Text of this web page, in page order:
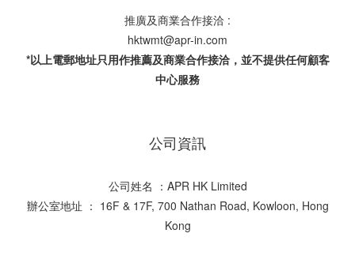
推廣及商業合作接洽 :
hktwmt@apr-in.com
*以上電郵地址只用作推薦及商業合作接洽，並不提供任何顧客
中心服務
公司資訊
公司姓名 ：APR HK Limited
辦公室地址 ： 16F & 17F, 700 Nathan Road, Kowloon, Hong
Kong